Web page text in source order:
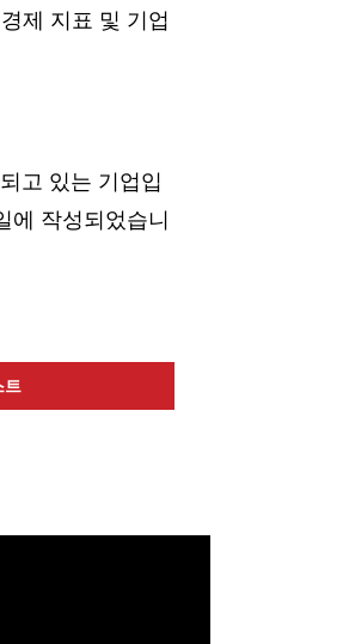
제 지표 및 기업
고 있는 기업입
에 작성되었습니
트